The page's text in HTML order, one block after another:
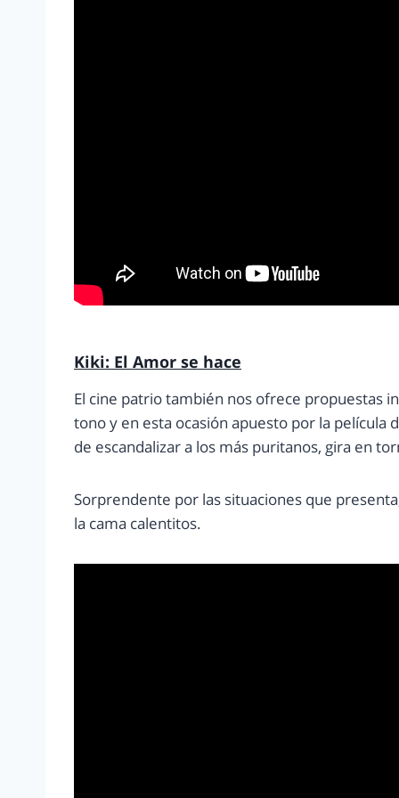
Kiki: El Amor se hace
El cine patrio también nos ofrece propuestas
tono y en esta ocasión apuesto por la película
de escandalizar a los más puritanos, gira en
Sorprendente por las situaciones que
la cama calentitos.